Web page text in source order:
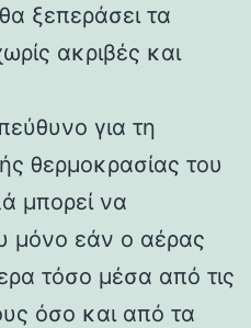
ξεπεράσει τα
ακριβές και
για τη
θερμοκρασίας του
μπορεί να
μόνο εάν ο αέρας
τόσο μέσα από τις
όσο και από τα